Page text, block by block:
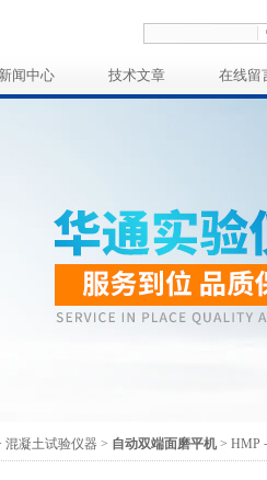
新闻中心 技术文章 在线留
混凝土试验仪器 > 自动双端面磨平机 > HMP